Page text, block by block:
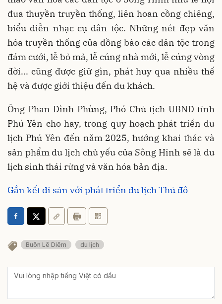
đua thuyền truyền thống, liên hoan cồng chiêng,
biểu diễn nhạc cụ dân tộc. Những nét đẹp văn
hóa truyền thống của đồng bào các dân tộc trong
đám cưới, lễ bỏ mả, lễ cúng nhà mới, lễ cúng vòng
đời... cũng được giữ gìn, phát huy qua nhiều thế
hệ và được giới thiệu đến du khách.
Ông Phan Đình Phùng, Phó Chủ tịch UBND tỉnh
Phú Yên cho hay, trong quy hoạch phát triển du
lịch Phú Yên đến năm 2025, hướng khai thác và
sản phẩm du lịch chủ yếu của Sông Hinh sẽ là du
lịch sinh thái rừng và văn hóa bản địa.
Gắn kết di sản với phát triển du lịch Thủ đô
Buôn Lê Diêm du lịch